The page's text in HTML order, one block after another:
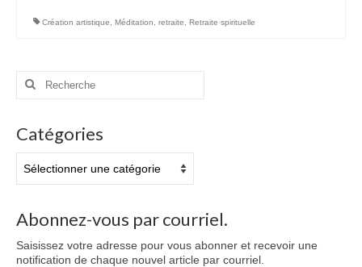
Création artistique Méditation retraite Retraite spirituelle
Rechercher
Catégories
Abonnez-vous par courriel.
Saisissez votre adresse pour vous abonner et recevoir une
notification de chaque nouvel article par courriel.